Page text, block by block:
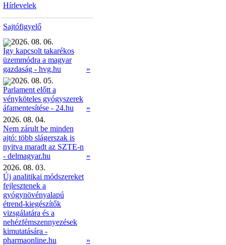
Hírlevelek
Sajtófigyelő
2026. 08. 06.
Így kapcsolt takarékos
üzemmódra a magyar
gazdaság - hvg.hu
»
2026. 08. 05.
Parlament előtt a
vényköteles gyógyszerek
áfamentesítése - 24.hu
»
2026. 08. 04.
Nem zárult be minden
ajtó: több slágerszak is
nyitva maradt az SZTE-n
- delmagyar.hu
»
2026. 08. 03.
Új analitikai módszereket
fejlesztenek a
gyógynövényalapú
étrend-kiegészítők
vizsgálatára és a
nehézfémszennyezések
kimutatására -
pharmaonline.hu
»